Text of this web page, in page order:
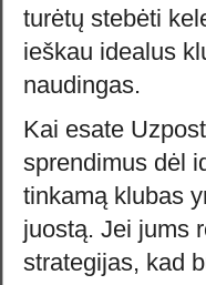
turėtų stebėti
ieškau idealus
naudingas.
Kai esate
sprendimus dėl
tinkamą klubas
juostą. Jei jums
strategijas, kad